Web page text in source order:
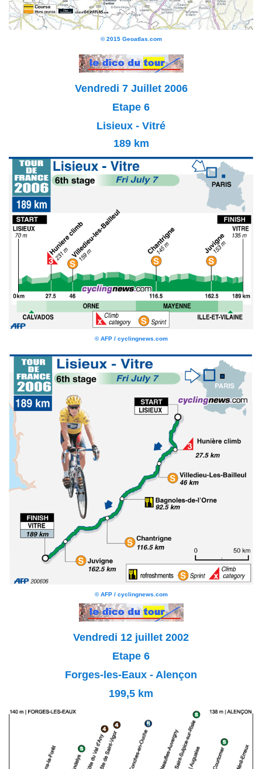
© 2015 Geoatlas.com
Vendredi 7 Juillet 2006
Etape 6
Lisieux - Vitré
189 km
© AFP / cyclingnews.com
© AFP / cyclingnews.com
Vendredi 12 juillet 2002
Etape 6
Forges-les-Eaux - Alençon
199,5 km